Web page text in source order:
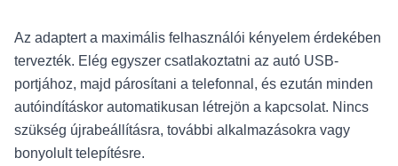
Az adaptert a maximális felhasználói kényelem érdekében
tervezték. Elég egyszer csatlakoztatni az autó USB-
portjához, majd párosítani a telefonnal, és ezután minden
autóindításkor automatikusan létrejön a kapcsolat. Nincs
szükség újrabeállításra, további alkalmazásokra vagy
bonyolult telepítésre.